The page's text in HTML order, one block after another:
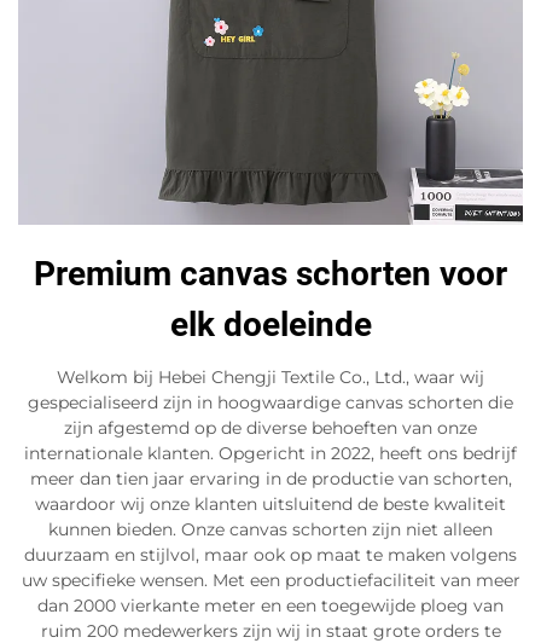
Premium canvas schorten voor
elk doeleinde
Welkom bij Hebei Chengji Textile Co., Ltd., waar wij
gespecialiseerd zijn in hoogwaardige canvas schorten die
zijn afgestemd op de diverse behoeften van onze
internationale klanten. Opgericht in 2022, heeft ons bedrijf
meer dan tien jaar ervaring in de productie van schorten,
waardoor wij onze klanten uitsluitend de beste kwaliteit
kunnen bieden. Onze canvas schorten zijn niet alleen
duurzaam en stijlvol, maar ook op maat te maken volgens
uw specifieke wensen. Met een productiefaciliteit van meer
dan 2000 vierkante meter en een toegewijde ploeg van
ruim 200 medewerkers zijn wij in staat grote orders te